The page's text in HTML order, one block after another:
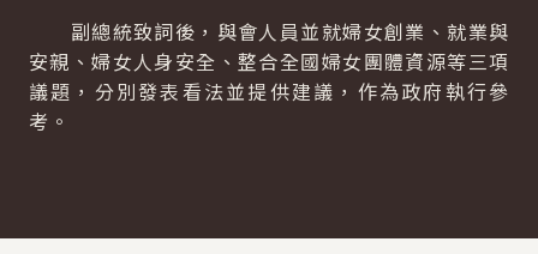
副總統致詞後，與會人員並就婦女創業、就業與
安親、婦女人身安全、整合全國婦女團體資源等三項
議題，分別發表看法並提供建議，作為政府執行參
考。